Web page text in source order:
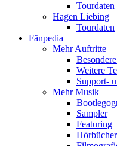
Tourdaten
Hagen Liebing
Tourdaten
Fänpedia
Mehr Auftritte
Weitere
Support-
Mehr Musik
Sampler
Featuring
Hörbücher